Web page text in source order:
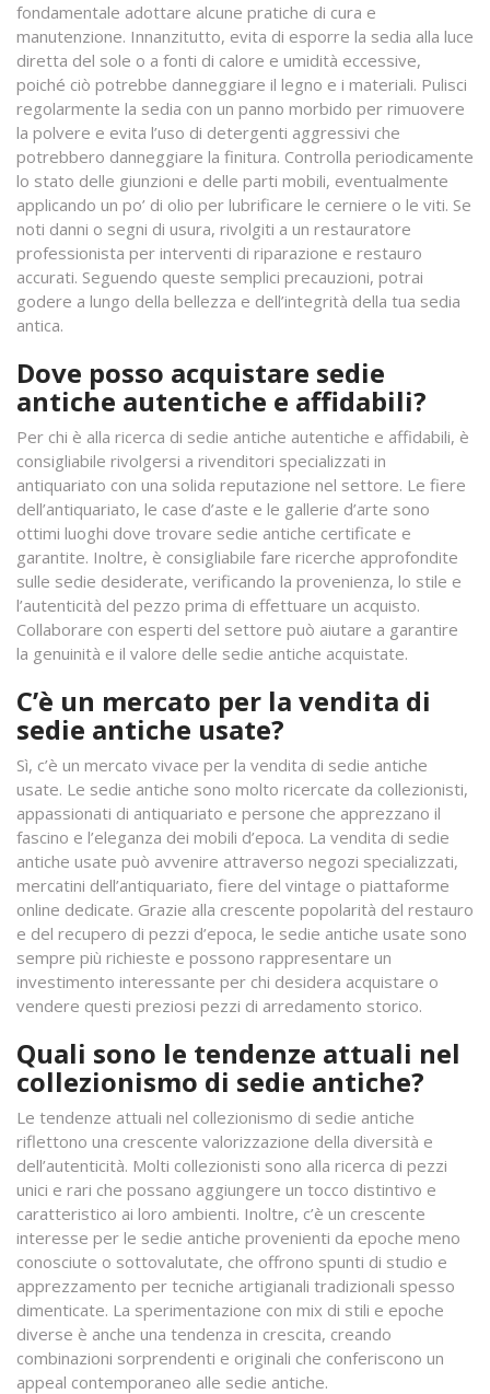
fondamentale adottare alcune pratiche di cura e
manutenzione. Innanzitutto, evita di esporre la sedia alla luce
diretta del sole o a fonti di calore e umidità eccessive,
poiché ciò potrebbe danneggiare il legno e i materiali. Pulisci
regolarmente la sedia con un panno morbido per rimuovere
la polvere e evita l’uso di detergenti aggressivi che
potrebbero danneggiare la finitura. Controlla periodicamente
lo stato delle giunzioni e delle parti mobili, eventualmente
applicando un po’ di olio per lubrificare le cerniere o le viti. Se
noti danni o segni di usura, rivolgiti a un restauratore
professionista per interventi di riparazione e restauro
accurati. Seguendo queste semplici precauzioni, potrai
godere a lungo della bellezza e dell’integrità della tua sedia
antica.
Dove posso acquistare sedie
antiche autentiche e affidabili?
Per chi è alla ricerca di sedie antiche autentiche e affidabili, è
consigliabile rivolgersi a rivenditori specializzati in
antiquariato con una solida reputazione nel settore. Le fiere
dell’antiquariato, le case d’aste e le gallerie d’arte sono
ottimi luoghi dove trovare sedie antiche certificate e
garantite. Inoltre, è consigliabile fare ricerche approfondite
sulle sedie desiderate, verificando la provenienza, lo stile e
l’autenticità del pezzo prima di effettuare un acquisto.
Collaborare con esperti del settore può aiutare a garantire
la genuinità e il valore delle sedie antiche acquistate.
C’è un mercato per la vendita di
sedie antiche usate?
Sì, c’è un mercato vivace per la vendita di sedie antiche
usate. Le sedie antiche sono molto ricercate da collezionisti,
appassionati di antiquariato e persone che apprezzano il
fascino e l’eleganza dei mobili d’epoca. La vendita di sedie
antiche usate può avvenire attraverso negozi specializzati,
mercatini dell’antiquariato, fiere del vintage o piattaforme
online dedicate. Grazie alla crescente popolarità del restauro
e del recupero di pezzi d’epoca, le sedie antiche usate sono
sempre più richieste e possono rappresentare un
investimento interessante per chi desidera acquistare o
vendere questi preziosi pezzi di arredamento storico.
Quali sono le tendenze attuali nel
collezionismo di sedie antiche?
Le tendenze attuali nel collezionismo di sedie antiche
riflettono una crescente valorizzazione della diversità e
dell’autenticità. Molti collezionisti sono alla ricerca di pezzi
unici e rari che possano aggiungere un tocco distintivo e
caratteristico ai loro ambienti. Inoltre, c’è un crescente
interesse per le sedie antiche provenienti da epoche meno
conosciute o sottovalutate, che offrono spunti di studio e
apprezzamento per tecniche artigianali tradizionali spesso
dimenticate. La sperimentazione con mix di stili e epoche
diverse è anche una tendenza in crescita, creando
combinazioni sorprendenti e originali che conferiscono un
appeal contemporaneo alle sedie antiche.